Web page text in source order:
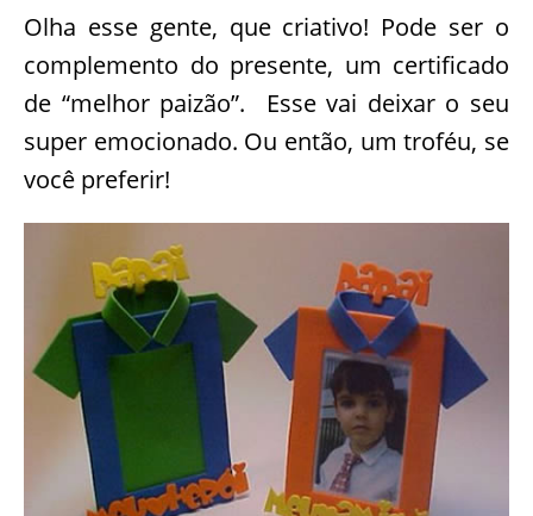
Olha esse gente, que criativo! Pode ser o
complemento do presente, um certificado
de “melhor paizão”. Esse vai deixar o seu
super emocionado. Ou então, um troféu, se
você preferir!